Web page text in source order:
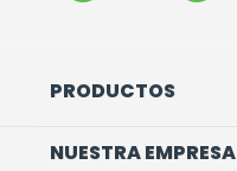
PRODUCTOS
NUESTRA EMPRESA